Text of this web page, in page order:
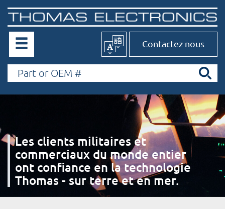
Contactez nous
Les clients militaires et
commerciaux du monde entier
ont confiance en la technologie
Thomas - sur terre et en mer.